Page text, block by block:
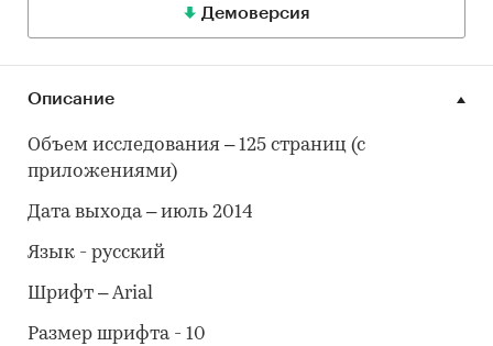
Демоверсия
Описание
Объем исследования – 125 страниц (с
приложениями)
Дата выхода – июль 2014
Язык - русский
Шрифт – Arial
Размер шрифта - 10